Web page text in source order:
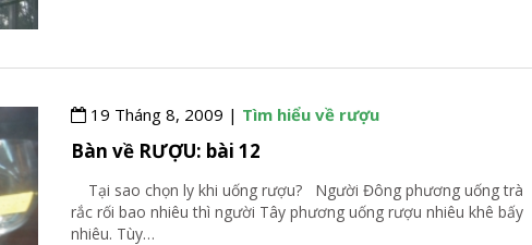
19 Tháng 8, 2009 | Tìm hiểu về rượu
Bàn về RƯỢU: bài 12
Tại sao chọn ly khi uống rượu? Người Đông phương uống trà
rắc rối bao nhiêu thì người Tây phương uống rượu nhiêu khê bấy
nhiêu. Tùy…